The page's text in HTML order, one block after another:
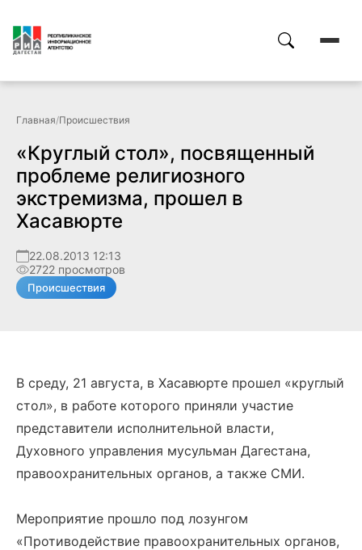
Главная/Происшествия
«Круглый стол», посвященный
проблеме религиозного
экстремизма, прошел в
Хасавюрте
22.08.2013 12:13
2722 просмотров
Происшествия
В среду, 21 августа, в Хасавюрте прошел «круглый
стол», в работе которого приняли участие
представители исполнительной власти,
Духовного управления мусульман Дагестана,
правоохранительных органов, а также СМИ.
Мероприятие прошло под лозунгом
«Противодействие правоохранительных органов,